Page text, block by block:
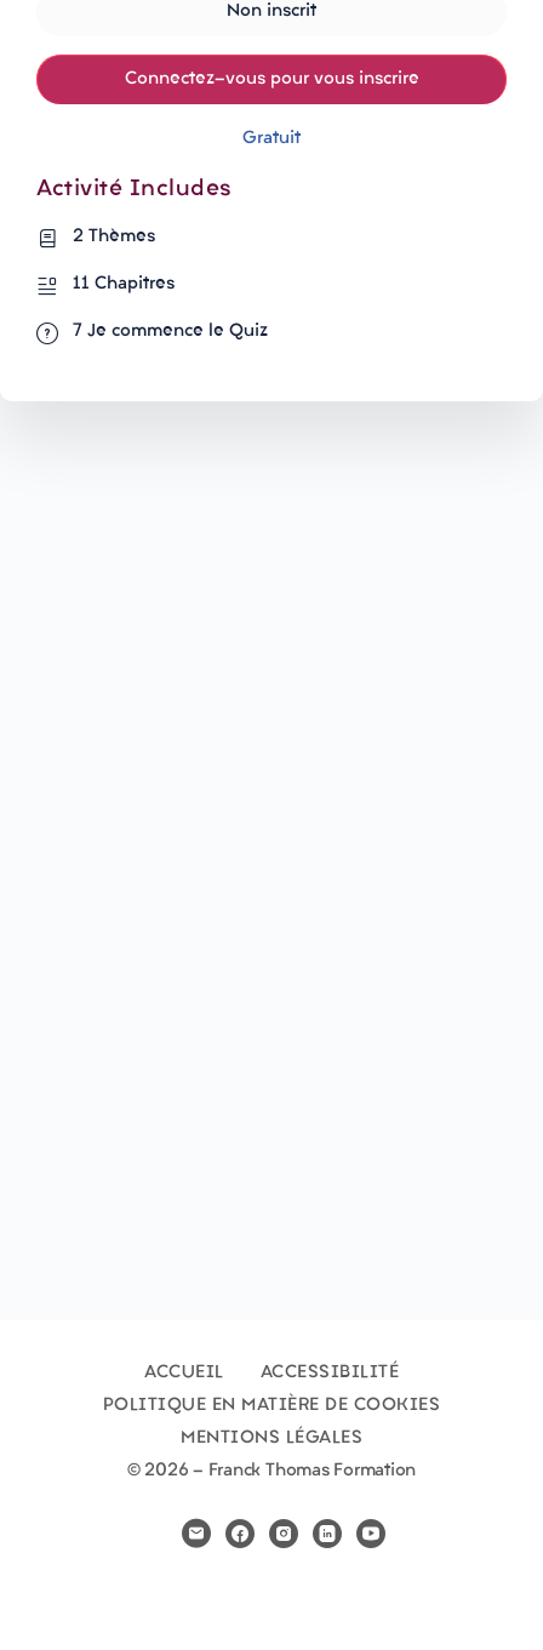
Non inscrit
Connectez-vous pour vous inscrire
Gratuit
Activité Includes
2 Thèmes
11 Chapitres
7 Je commence le Quiz
ACCUEIL
ACCESSIBILITÉ
POLITIQUE EN MATIÈRE DE COOKIES
MENTIONS LÉGALES
© 2026 - Franck Thomas Formation